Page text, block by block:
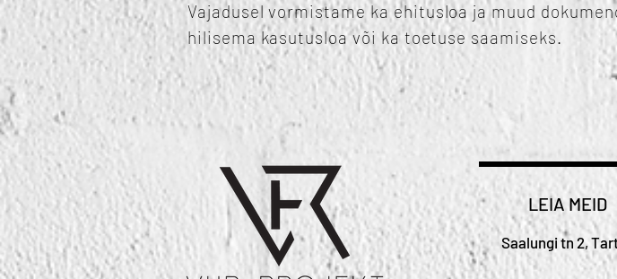
Vajadusel vormistame ka ehitusloa ja muud
hilisema kasutusloa või ka toetuse saamiseks.
LEIA MEID
Saalungi tn 2,